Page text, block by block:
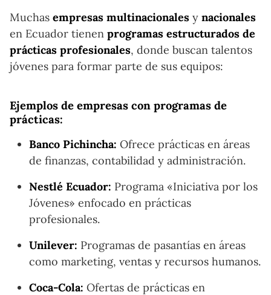
Muchas empresas multinacionales y nacionales
en Ecuador tienen programas estructurados de
prácticas profesionales, donde buscan talentos
jóvenes para formar parte de sus equipos:
Ejemplos de empresas con programas de
prácticas:
Banco Pichincha: Ofrece prácticas en áreas
de finanzas, contabilidad y administración.
Nestlé Ecuador: Programa «Iniciativa por los
Jóvenes» enfocado en prácticas
profesionales.
Unilever: Programas de pasantías en áreas
como marketing, ventas y recursos humanos.
Coca-Cola: Ofertas de prácticas en